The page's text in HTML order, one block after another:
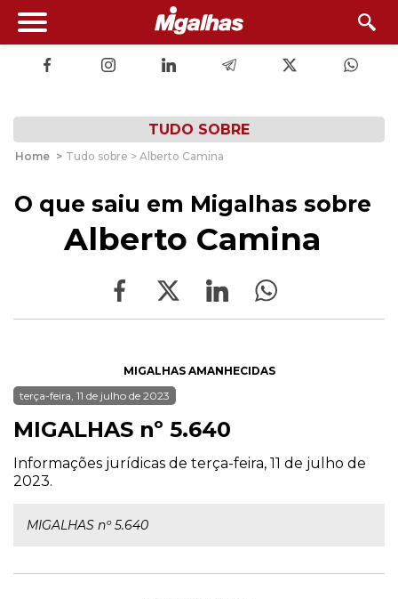
TUDO SOBRE
Home > Tudo sobre > Alberto Camina
O que saiu em Migalhas sobre
Alberto Camina
MIGALHAS AMANHECIDAS
terça-feira, 11 de julho de 2023
MIGALHAS nº 5.640
Informações jurídicas de terça-feira, 11 de julho de
2023.
MIGALHAS nº 5.640